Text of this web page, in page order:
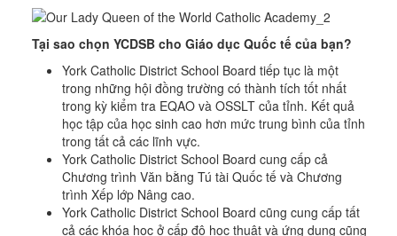
Tại sao chọn YCDSB cho Giáo dục Quốc tế của bạn?
York Catholic District School Board tiếp tục là một
trong những hội đồng trường có thành tích tốt nhất
trong kỳ kiểm tra EQAO và OSSLT của tỉnh. Kết quả
học tập của học sinh cao hơn mức trung bình của tỉnh
trong tất cả các lĩnh vực.
York Catholic District School Board cung cấp cả
Chương trình Văn bằng Tú tài Quốc tế và Chương
trình Xếp lớp Nâng cao.
York Catholic District School Board cũng cung cấp tất
cả các khóa học ở cấp độ học thuật và ứng dụng cũng